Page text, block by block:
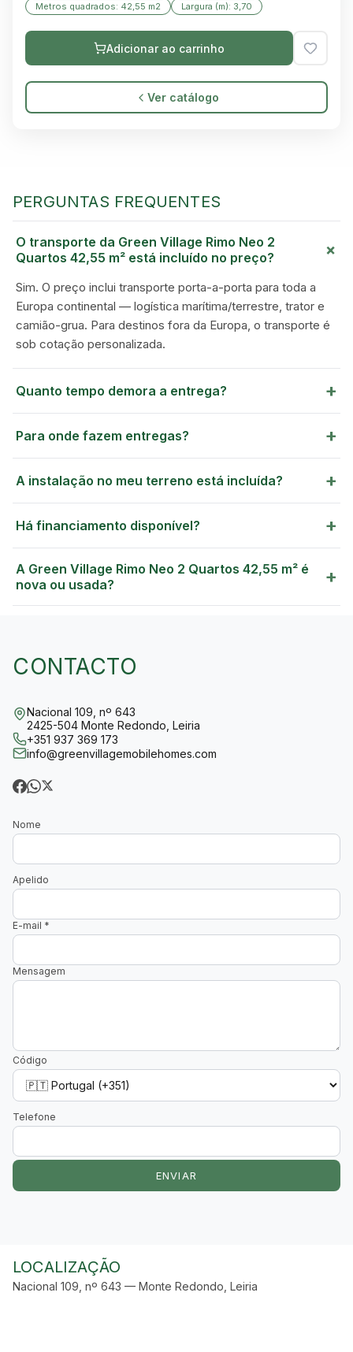
GREEN VILLAGE
MOBILE HOMES
Metros quadrados: 42,55 m2
Largura (m): 3,70
Adicionar ao carrinho
Ver catálogo
PERGUNTAS FREQUENTES
O transporte da Green Village Rimo Neo 2
Quartos 42,55 m² está incluído no preço?
+
Sim. O preço inclui transporte porta-a-porta para toda a
Europa continental — logística marítima/terrestre, trator e
camião-grua. Para destinos fora da Europa, o transporte é
sob cotação personalizada.
Quanto tempo demora a entrega? +
Para onde fazem entregas? +
A instalação no meu terreno está incluída? +
Há financiamento disponível? +
A Green Village Rimo Neo 2 Quartos 42,55 m² é
nova ou usada?
+
CONTACTO
Nacional 109, nº 643
2425-504 Monte Redondo, Leiria
+351 937 369 173
info@greenvillagemobilehomes.com
Nome
Apelido
E-mail *
Mensagem
Código
Telefone
ENVIAR
LOCALIZAÇÃO
Nacional 109, nº 643 — Monte Redondo, Leiria